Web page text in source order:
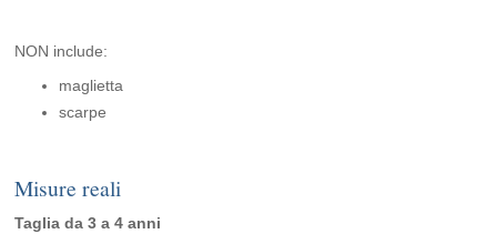
NON include:
maglietta
scarpe
Misure reali
Taglia da 3 a 4 anni